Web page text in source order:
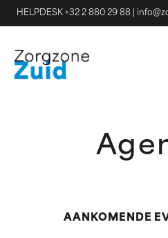
HELPDESK +32 2 880 29 88
AANKOMENDE